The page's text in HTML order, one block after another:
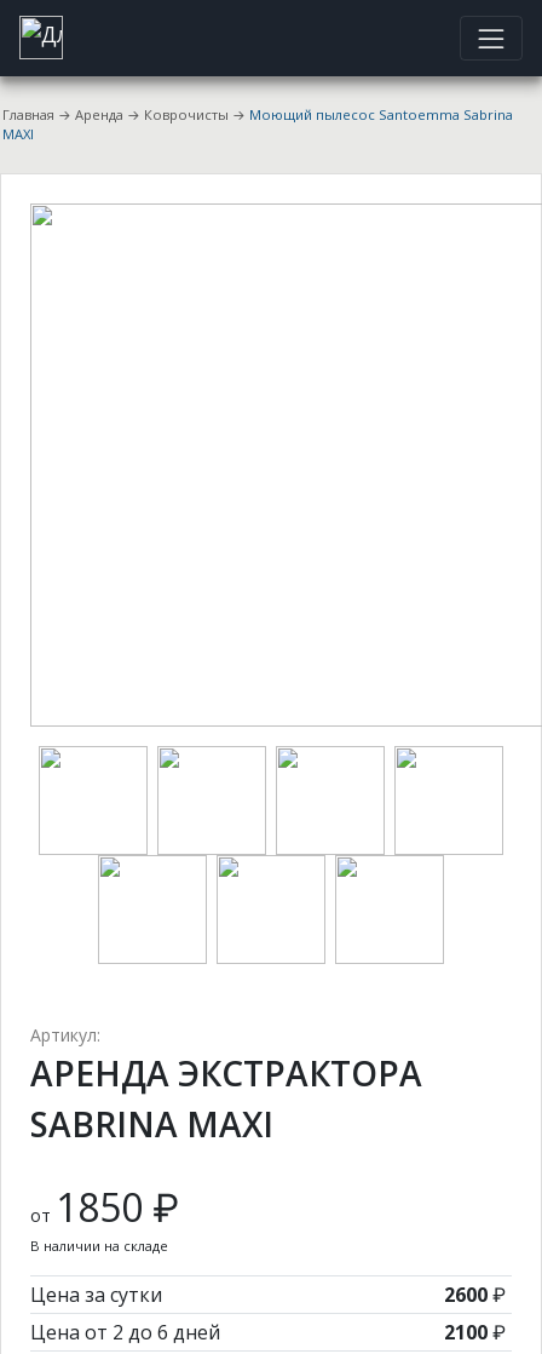
Главная → Аренда → Коврочисты → Моющий пылесос Santoemma Sabrina
MAXI
Артикул:
АРЕНДА ЭКСТРАКТОРА
SABRINA MAXI
от 1850 ₽
В наличии на складе
Цена за сутки 2600₽
Цена от 2 до 6 дней
2100₽